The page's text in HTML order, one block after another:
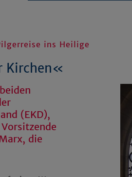
ins Heilige
Kirchen«
(EKD),
die